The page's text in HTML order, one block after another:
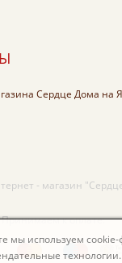
- магазин
Принимаем к оплате:
мы используем
технологии.